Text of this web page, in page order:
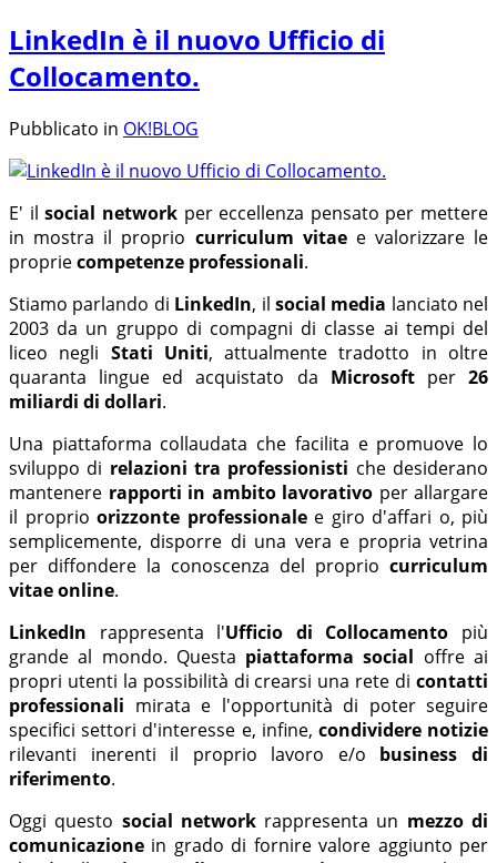
LinkedIn è il nuovo Ufficio di
Collocamento.
Pubblicato in OK!BLOG
E' ilsocial networkper eccellenza pensato per mettere
in mostra il proprio curriculum vitaee valorizzare le
propriecompetenze professionali.
Stiamo parlando di LinkedIn, il social media lanciato nel
2003 da un gruppo di compagni di classe ai tempi del
liceo negli Stati Uniti, attualmente tradotto in oltre
quaranta lingue ed acquistato da Microsoftper26
miliardi di dollari.
Una piattaforma collaudata che facilita e promuove lo
sviluppo di relazioni tra professionisti che desiderano
mantenere rapporti in ambito lavorativo per allargare
il proprio orizzonte professionalee giro d'affari o, più
semplicemente, disporre di una vera e propria vetrina
per diffondere la conoscenza del proprio curriculum
vitae online.
LinkedIn rappresenta l'Ufficio di Collocamento più
grande al mondo. Questa piattaforma social offre ai
propri utenti la possibilità di crearsi una rete di contatti
professionali mirata e l'opportunità di poter seguire
specifici settori d'interesse e, infine, condividere notizie
rilevanti inerenti il proprio lavoro e/o business di
riferimento.
Oggi questo social networkrappresenta un mezzo di
comunicazione in grado di fornire valore aggiunto per